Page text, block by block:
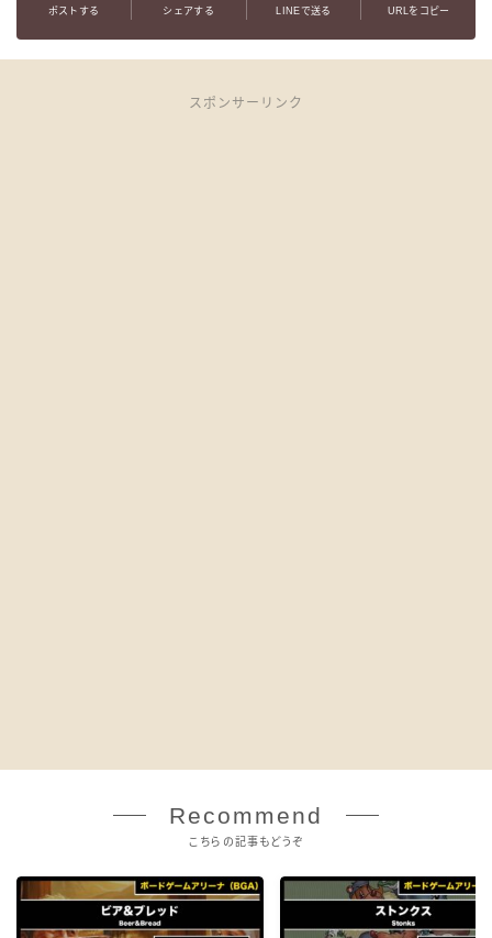
ポストする シェアする LINEで送る URLをコピー
スポンサーリンク
Recommend
こちらの記事もどうぞ